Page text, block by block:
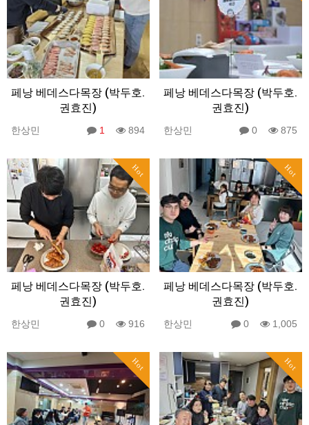
페낭 베데스다목장 (박두호.
권효진)
한상민 1 894
페낭 베데스다목장 (박두호.
권효진)
한상민 0 875
Hot
페낭 베데스다목장 (박두호.
권효진)
한상민 0 916
Hot
페낭 베데스다목장 (박두호.
권효진)
한상민 0 1,005
Hot Hot